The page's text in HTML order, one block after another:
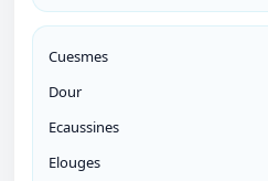
Cuesmes
Dour
Ecaussines
Elouges